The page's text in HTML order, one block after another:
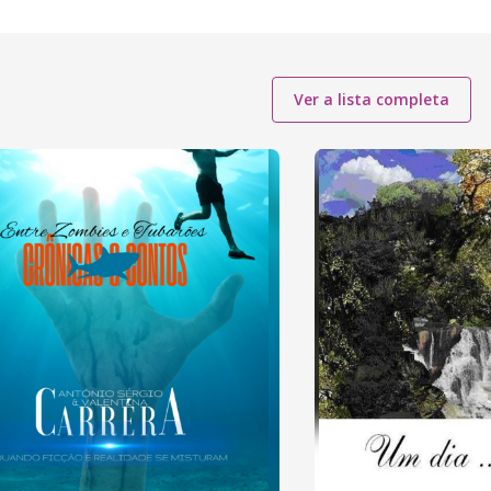
Ver a lista completa